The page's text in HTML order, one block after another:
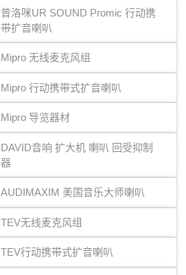
普洛咪UR SOUND Promic 行动携
带扩音喇叭
Mipro 无线麦克风组
Mipro 行动携带式扩音喇叭
Mipro 导览器材
DAVID音响 扩大机 喇叭 回受抑制
器
AUDIMAXIM 美国音乐大师喇叭
TEV无线麦克风组
TEV行动携带式扩音喇叭